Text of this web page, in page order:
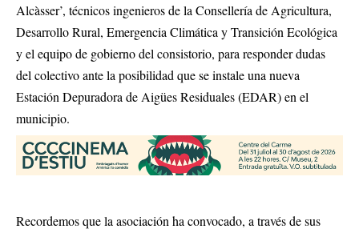
Alcàsser’, técnicos ingenieros de la Consellería de Agricultura,
Desarrollo Rural, Emergencia Climática y Transición Ecológica
y el equipo de gobierno del consistorio, para responder dudas
del colectivo ante la posibilidad que se instale una nueva
Estación Depuradora de Aigües Residuales (EDAR) en el
municipio.
Recordemos quela asociación ha convocado, a través de sus